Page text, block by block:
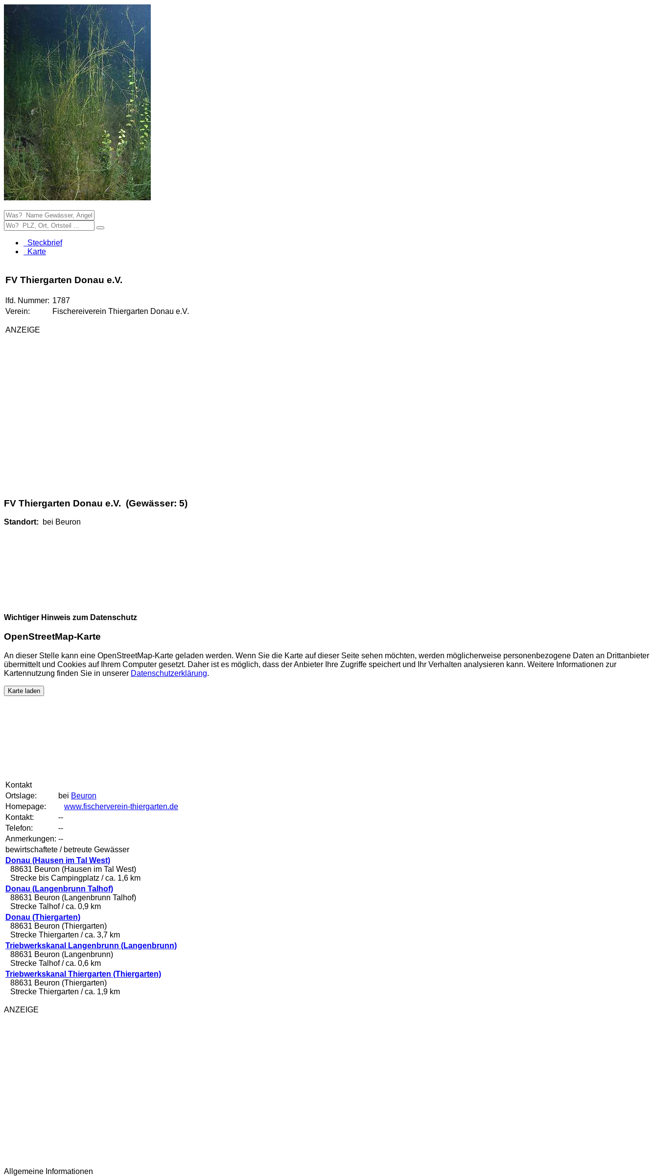
Steckbrief
Karte
FV Thiergarten Donau e.V.
lfd. Nummer: 1787
Verein:
Fischereiverein Thiergarten Donau e.V.
ANZEIGE
FV Thiergarten Donau e.V. (Gewässer: 5)
Standort: bei Beuron
Wichtiger Hinweis zum Datenschutz
OpenStreetMap-Karte
An dieser Stelle kann eine OpenStreetMap-Karte geladen werden. Wenn Sie die Karte auf dieser Seite sehen möchten, werden möglicherweise personenbezogene Daten an Drittanbieter
übermittelt und Cookies auf Ihrem Computer gesetzt. Daher ist es möglich, dass der Anbieter Ihre Zugriffe speichert und Ihr Verhalten analysieren kann. Weitere Informationen zur
Kartennutzung finden Sie in unserer Datenschutzerklärung.
Karte laden
Kontakt
Ortslage:
bei Beuron
Homepage:
www.fischerverein-thiergarten.de
Kontakt:
--
Telefon:
--
Anmerkungen: --
bewirtschaftete / betreute Gewässer
Donau (Hausen im Tal West)
88631 Beuron (Hausen im Tal West)
Strecke bis Campingplatz / ca. 1,6 km
Donau (Langenbrunn Talhof)
88631 Beuron (Langenbrunn Talhof)
Strecke Talhof / ca. 0,9 km
Donau (Thiergarten)
88631 Beuron (Thiergarten)
Strecke Thiergarten / ca. 3,7 km
Triebwerkskanal Langenbrunn (Langenbrunn)
88631 Beuron (Langenbrunn)
Strecke Talhof / ca. 0,6 km
Triebwerkskanal Thiergarten (Thiergarten)
88631 Beuron (Thiergarten)
Strecke Thiergarten / ca. 1,9 km
ANZEIGE
Allgemeine Informationen